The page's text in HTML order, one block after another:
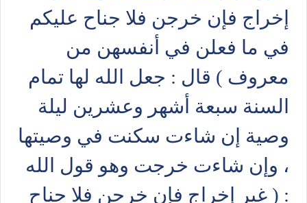
إخراج فإن خرجن فلا جناح عليكم
في ما فعلن في أنفسهن من
معروف ) قال : جعل الله لها تمام
السنة سبعة أشهر وعشرين ليلة
وصية إن شاءت سكنت في وصيتها
، وإن شاءت خرجت وهو قول الله
: ( غير إخراج فإن خرجن فلا جناح